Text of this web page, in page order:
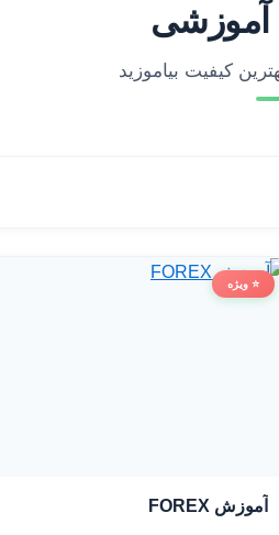
آموزشی
کیفیت بیاموزید
⭐ ویژه
آموزش FOREX